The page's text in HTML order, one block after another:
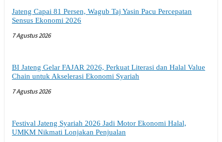
Jateng Capai 81 Persen, Wagub Taj Yasin Pacu Percepatan
Sensus Ekonomi 2026
7 Agustus 2026
BI Jateng Gelar FAJAR 2026, Perkuat Literasi dan Halal Value
Chain untuk Akselerasi Ekonomi Syariah
7 Agustus 2026
Festival Jateng Syariah 2026 Jadi Motor Ekonomi Halal,
UMKM Nikmati Lonjakan Penjualan